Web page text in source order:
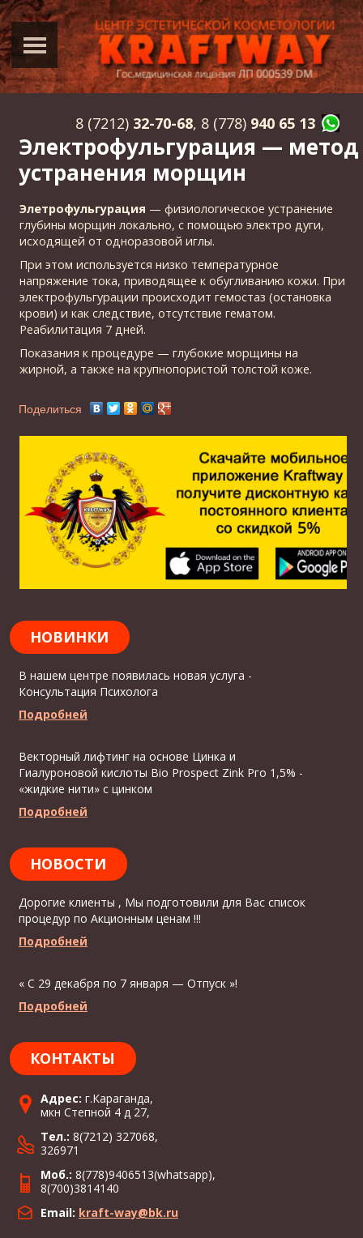
8 (7212) 32-70-68, 8 (778) 940 65 13
Электрофульгурация — метод
устранения морщин
Элетрофульгурация — физиологическое устранение
глубины морщин локально, с помощью электро дуги,
исходящей от одноразовой иглы.
При этом используется низко температурное
напряжение тока, приводящее к обугливанию кожи. При
электрофульгурации происходит гемостаз (остановка
крови) и как следствие, отсутствие гематом.
Реабилитация 7 дней.
Показания к процедуре — глубокие морщины на
жирной, а также на крупнопористой толстой коже.
Поделиться
НОВИНКИ
В нашем центре появилась новая услуга -
Консультация Психолога
Подробней
Векторный лифтинг на основе Цинка и
Гиалуроновой кислоты Bio Prospect Zink Рго 1,5% -
«жидкие нити» с цинком
Подробней
НОВОСТИ
Дорогие клиенты , Мы подготовили для Вас список
процедур по Акционным ценам !!!
Подробней
« С 29 декабря по 7 января — Отпуск »!
Подробней
КОНТАКТЫ
Адрес: г.Караганда,
мкн Степной 4 д 27,
Тел.: 8(7212) 327068,
326971
Моб.: 8(778)9406513(whatsapp),
8(700)3814140
Email: kraft-way@bk.ru